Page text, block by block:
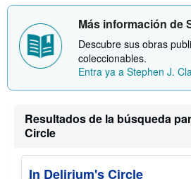
Más información de
Descubre sus obras
coleccionables.
Entra ya a Stephen J.
Resultados de la búsqueda
Circle
In Delirium's Circle